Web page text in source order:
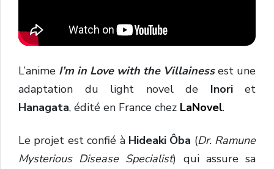
L’anime I’m in Love with the Villainessest une
adaptation du light novel de Inoriet
Hanagata, édité en France chez LaNovel.
Le projet est confié à Hideaki Ôba (Dr. Ramune
Mysterious Disease Specialist) qui assure sa